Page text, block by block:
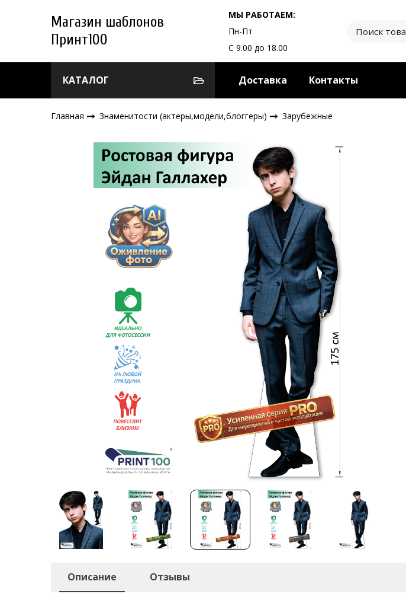
Магазин шаблонов
Принт100
МЫ РАБОТАЕМ:
Пн-Пт
С 9.00 до 18.00
КАТАЛОГ Доставка Контакты
Главная Знаменитости (актеры,модели,блоггеры) Зарубежные
Описание Отзывы